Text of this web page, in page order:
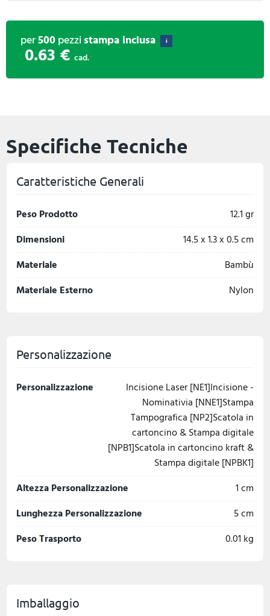
per500pezzistampa inclusa i
0.63 € cad.
Specifiche Tecniche
Caratteristiche Generali
Peso Prodotto
12.1 gr
Dimensioni
14.5 x 1.3 x 0.5 cm
Materiale
Bambù
Materiale Esterno
Nylon
Personalizzazione
Personalizzazione
Incisione Laser [NE1]Incisione -
Nominativia [NNE1]Stampa
Tampografica [NP2]Scatola in
cartoncino & Stampa digitale
[NPB1]Scatola in cartoncino kraft &
Stampa digitale [NPBK1]
Altezza Personalizzazione
1 cm
Lunghezza Personalizzazione
5 cm
Peso Trasporto
0.01 kg
Imballaggio